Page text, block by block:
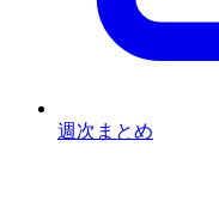
週次まとめ